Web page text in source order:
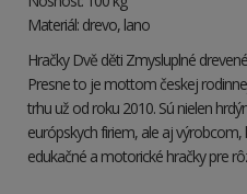
Materiál: drevo, lano
Hračky Dvě děti Zmysluplné
Presne to je mottom českej
trhu už od roku 2010. Sú nielen
európskych firiem, ale aj
edukačné a motorické hračky pre